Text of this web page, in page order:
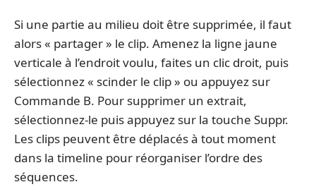
Si une partie au milieu doit être supprimée, il faut
alors « partager » le clip. Amenez la ligne jaune
verticale à l’endroit voulu, faites un clic droit, puis
sélectionnez « scinder le clip » ou appuyez sur
Commande B. Pour supprimer un extrait,
sélectionnez-le puis appuyez sur la touche Suppr.
Les clips peuvent être déplacés à tout moment
dans la timeline pour réorganiser l’ordre des
séquences.